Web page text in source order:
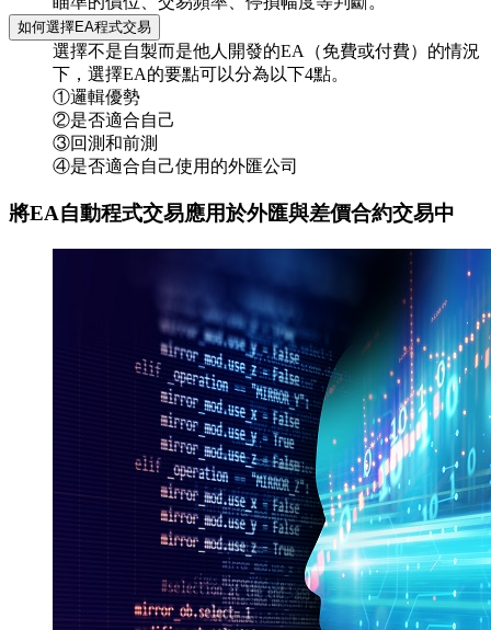
如何選擇EA程式交易
選擇不是自製而是他人開發的EA（免費或付費）的情況
下，選擇EA的要點可以分為以下4點。
①邏輯優勢
②是否適合自己
③回測和前測
④是否適合自己使用的外匯公司
將EA自動程式交易應用於外匯與差價合約交易中